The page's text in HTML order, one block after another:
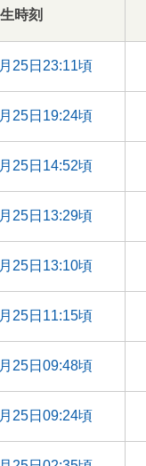
時刻
25日23:11頃
25日19:24頃
25日14:52頃
25日13:29頃
25日13:10頃
25日11:15頃
25日09:48頃
25日09:24頃